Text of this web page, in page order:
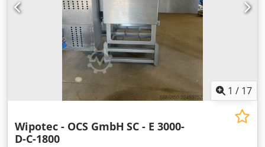
1 / 17
Wipotec - OCS GmbH SC - E 3000-
D-C-1800